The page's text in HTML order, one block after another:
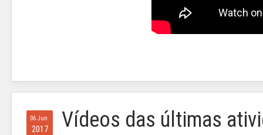
06 Jun.
2017 Vídeos das últimas